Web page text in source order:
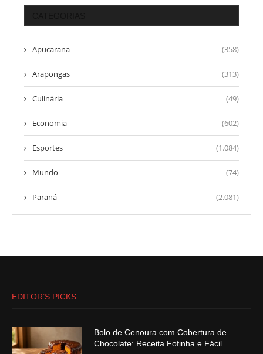
Apucarana (358)
Arapongas (313)
Culinária (49)
Economia (602)
Esportes (1.084)
Mundo (74)
Paraná (2.081)
EDITOR’S PICKS
Bolo de Cenoura com Cobertura de
Chocolate: Receita Fofinha e Fácil